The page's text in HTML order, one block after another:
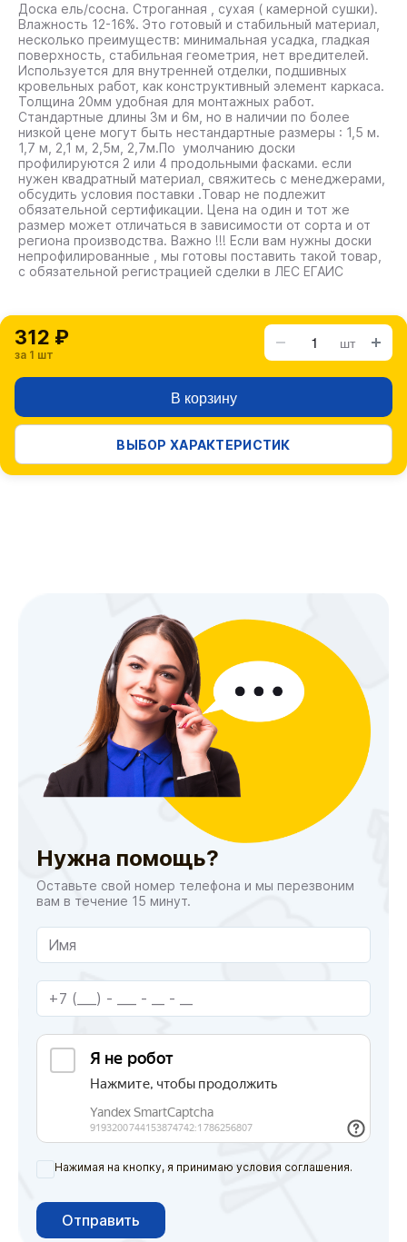
Доска ель/сосна. Строганная , сухая ( камерной сушки).
Влажность 12-16%. Это готовый и стабильный материал,
несколько преимуществ: минимальная усадка, гладкая
поверхность, стабильная геометрия, нет вредителей.
Используется для внутренней отделки, подшивных
кровельных работ, как конструктивный элемент каркаса.
Толщина 20мм удобная для монтажных работ.
Стандартные длины 3м и 6м, но в наличии по более
низкой цене могут быть нестандартные размеры : 1,5 м.
1,7 м, 2,1 м, 2,5м, 2,7м.По умолчанию доски
профилируются 2 или 4 продольными фасками. если
нужен квадратный материал, свяжитесь с менеджерами,
обсудить условия поставки .Товар не подлежит
обязательной сертификации. Цена на один и тот же
размер может отличаться в зависимости от сорта и от
региона производства. Важно !!! Если вам нужны доски
непрофилированные , мы готовы поставить такой товар,
с обязательной регистрацией сделки в ЛЕС ЕГАИС
312 ₽
за 1 шт
шт
В корзину
ВЫБОР ХАРАКТЕРИСТИК
Нужна помощь?
Оставьте свой номер телефона и мы перезвоним
вам в течение 15 минут.
Нажимая на кнопку, я принимаю условия соглашения.
Отправить